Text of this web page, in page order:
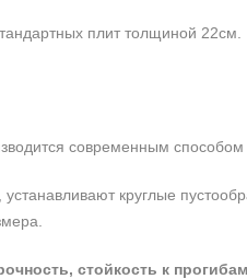
плит толщиной 22см.
современным
круглые
стойкость к